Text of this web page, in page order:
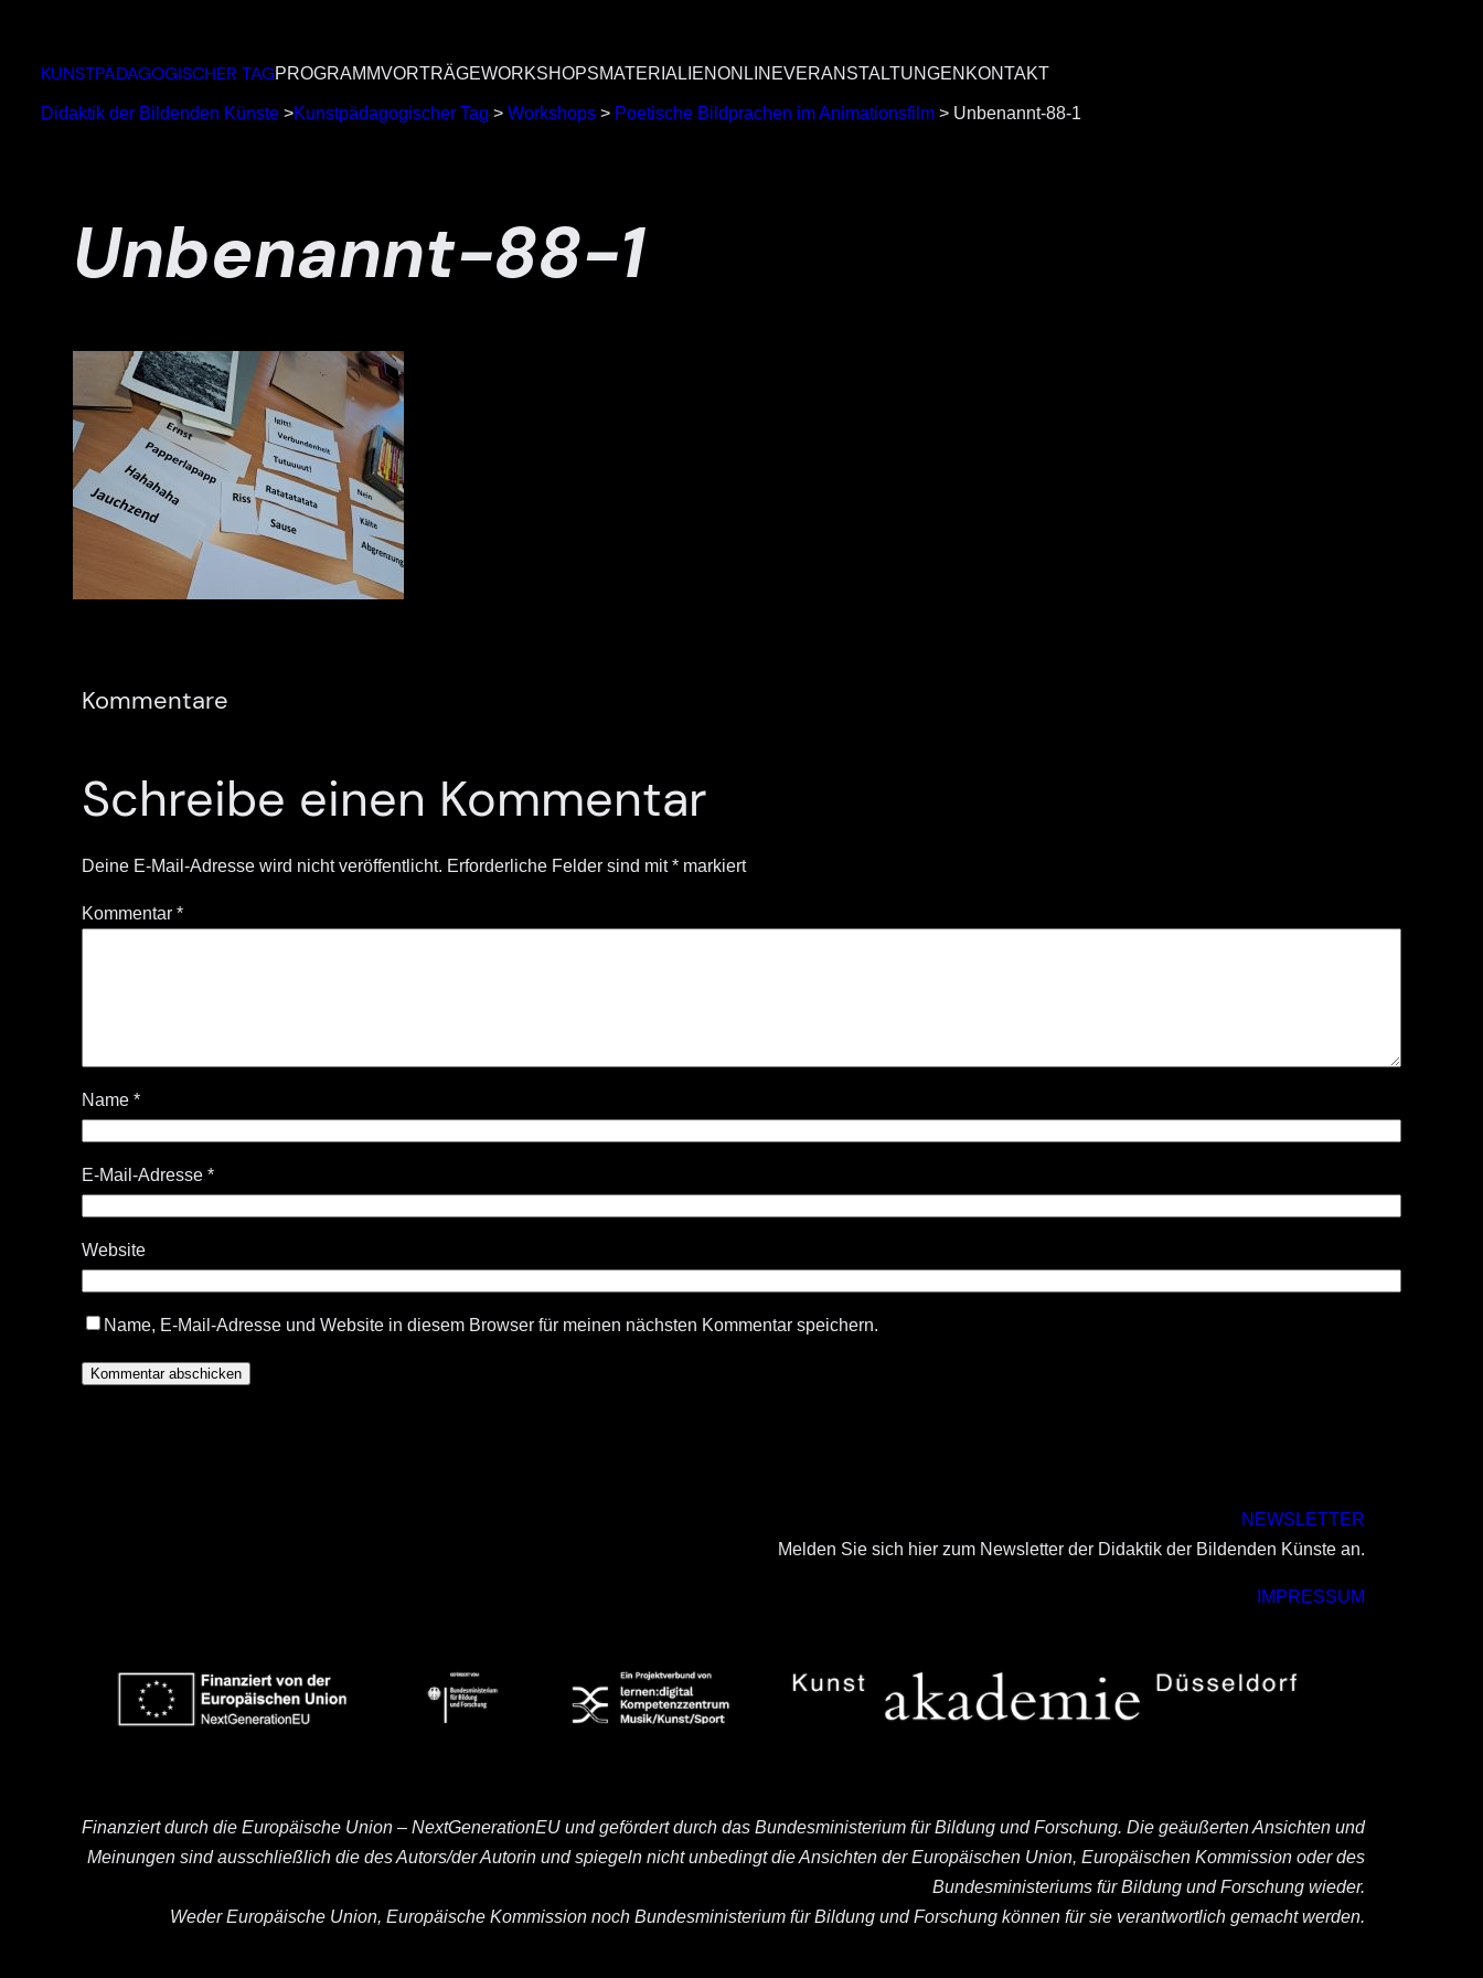
springen
KUNSTPÄDAGOGISCHER TAGPROGRAMMVORTRÄGEWORKSHOPSMATERIALIENONLINEVERANSTALTUNGEN KONTAKT
Didaktik der Bildenden Künste >Kunstpädagogischer Tag > Workshops > Poetische Bildprachen im Animationsfilm > Unbenannt-88-1
Unbenannt-88-1
Kommentare
Schreibe einen Kommentar
Deine E-Mail-Adresse wird nicht veröffentlicht. Erforderliche Felder sind mit* markiert
Kommentar *
Name *
E-Mail-Adresse *
Website
Name, E-Mail-Adresse und Website in diesem Browser für meinen nächsten Kommentar speichern.
NEWSLETTER
Melden Sie sich hier zum Newsletter der Didaktik der Bildenden Künste an.
IMPRESSUM
Finanziert durch die Europäische Union – NextGenerationEU und gefördert durch das Bundesministerium für Bildung und Forschung. Die geäußerten Ansichten und
Meinungen sind ausschließlich die des Autors/der Autorin und spiegeln nicht unbedingt die Ansichten der Europäischen Union, Europäischen Kommission oder des
Bundesministeriums für Bildung und Forschung wieder.
Weder Europäische Union, Europäische Kommission noch Bundesministerium für Bildung und Forschung können für sie verantwortlich gemacht werden.